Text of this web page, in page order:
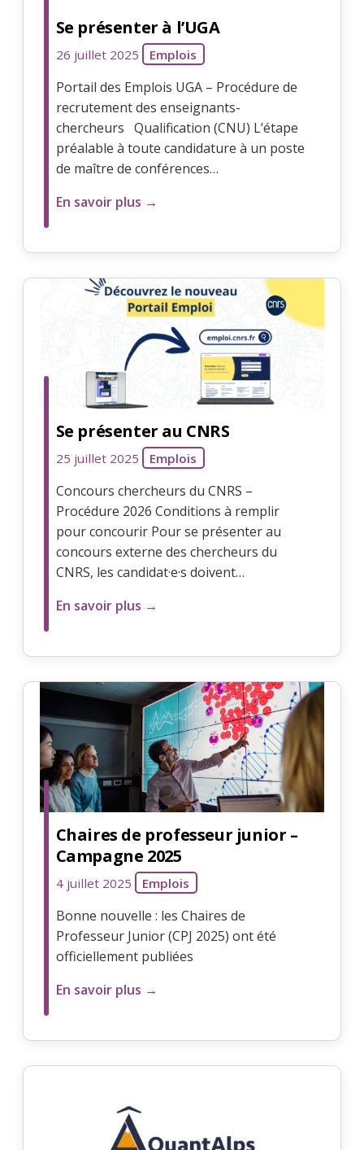
Se présenter à l’UGA
26 juillet 2025 Emplois
Portail des Emplois UGA – Procédure de
recrutement des enseignants-
chercheurs Qualification (CNU) L’étape
préalable à toute candidature à un poste
de maître de conférences…
En savoir plus →
Se présenter au CNRS
25 juillet 2025 Emplois
Concours chercheurs du CNRS –
Procédure 2026 Conditions à remplir
pour concourir Pour se présenter au
concours externe des chercheurs du
CNRS, les candidat·e·s doivent…
En savoir plus →
Chaires de professeur junior –
Campagne 2025
4 juillet 2025 Emplois
Bonne nouvelle : les Chaires de
Professeur Junior (CPJ 2025) ont été
officiellement publiées
En savoir plus →